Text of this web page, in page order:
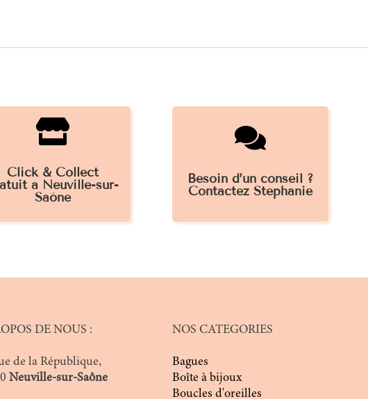

Click & Collect
à Neuville-sur-
Saône

Besoin d’un conseil ?
Contactez Stéphanie
DE NOUS :
de la République,
Neuville-sur-Saône
NOS CATEGORIES
Bagues
Boîte à bijoux
Boucles d'oreilles